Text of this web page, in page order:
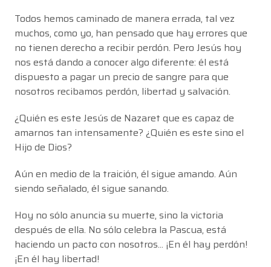
Todos hemos caminado de manera errada, tal vez
muchos, como yo, han pensado que hay errores que
no tienen derecho a recibir perdón. Pero Jesús hoy
nos está dando a conocer algo diferente: él está
dispuesto a pagar un precio de sangre para que
nosotros recibamos perdón, libertad y salvación.
¿Quién es este Jesús de Nazaret que es capaz de
amarnos tan intensamente? ¿Quién es este sino el
Hijo de Dios?
Aún en medio de la traición, él sigue amando. Aún
siendo señalado, él sigue sanando.
Hoy no sólo anuncia su muerte, sino la victoria
después de ella. No sólo celebra la Pascua, está
haciendo un pacto con nosotros... ¡En él hay perdón!
¡En él hay libertad!